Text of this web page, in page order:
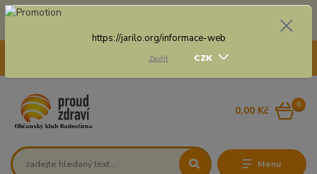
Doprava zdarma na některé druhy dopravy při nákupu
Menu
CZK
0
0,00 Kč
https://jarilo.org/informace-web
Zavřít